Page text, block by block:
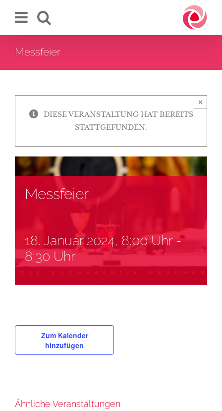
Inhalt
Messfeier
×
DIESE VERANSTALTUNG HAT BEREITS
STATTGEFUNDEN.
Messfeier
18. Januar 2024, 8:00 Uhr-
8:30 Uhr
Zum Kalender
hinzufügen
Ähnliche Veranstaltungen